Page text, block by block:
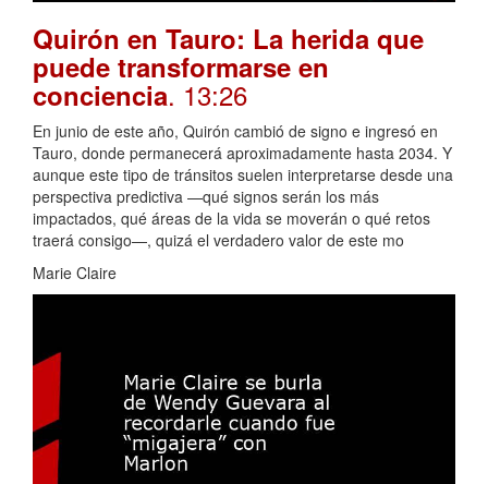
Quirón en Tauro: La herida que
puede transformarse en
conciencia. 13:26
En junio de este año, Quirón cambió de signo e ingresó en
Tauro, donde permanecerá aproximadamente hasta 2034. Y
aunque este tipo de tránsitos suelen interpretarse desde una
perspectiva predictiva —qué signos serán los más
impactados, qué áreas de la vida se moverán o qué retos
traerá consigo—, quizá el verdadero valor de este mo
Marie Claire